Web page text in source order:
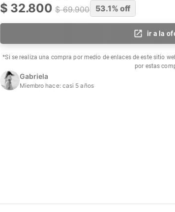
$ 32.800 $69.900 53.1% off
ir a la
*Si se realiza una compra por medio de enlaces de este sitio
por estas
Gabriela
Miembro hace: casi 5 años